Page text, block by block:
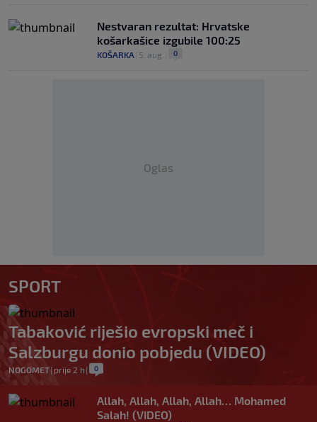
Nestvaran rezultat: Hrvatske
košarkašice izgubile 100:25
KOŠARKA 5. aug. 0
Oglas
SPORT
Tabaković riješio evropski meč i
Salzburgu donio pobjedu (VIDEO)
NOGOMET| prije 2 h | 0
Allah, Allah, Allah, Allah… Mohamed
Salah! (VIDEO)